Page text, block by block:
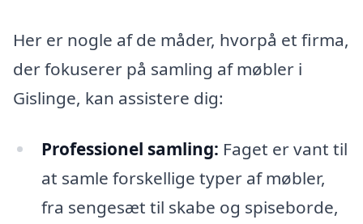
Her er nogle af de måder, hvorpå et firma,
der fokuserer på samling af møbler i
Gislinge, kan assistere dig:
Professionel samling: Faget er vant til
at samle forskellige typer af møbler,
fra sengesæt til skabe og spiseborde,